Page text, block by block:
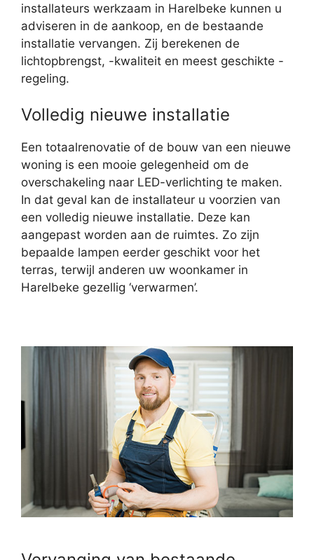
installateurs werkzaam in Harelbeke kunnen u
adviseren in de aankoop, en de bestaande
installatie vervangen. Zij berekenen de
lichtopbrengst, -kwaliteit en meest geschikte -
regeling.
Volledig nieuwe installatie
Een totaalrenovatie of de bouw van een nieuwe
woning is een mooie gelegenheid om de
overschakeling naar LED-verlichting te maken.
In dat geval kan de installateur u voorzien van
een volledig nieuwe installatie. Deze kan
aangepast worden aan de ruimtes. Zo zijn
bepaalde lampen eerder geschikt voor het
terras, terwijl anderen uw woonkamer in
Harelbeke gezellig ‘verwarmen’.